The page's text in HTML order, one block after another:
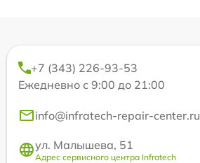
+7 (343) 226-93-53
Ежедневно с 9:00 до 21:00
info@infratech-repair-center.ru
ул. Малышева, 51
Адрес сервисного центра Infratech